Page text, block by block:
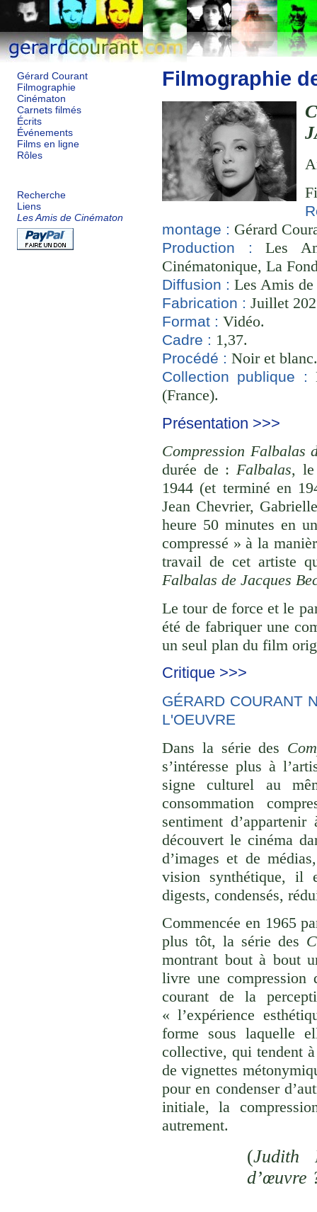
Gérard Courant
Filmographie
Cinématon
Carnets filmés
Écrits
Événements
Films en ligne
Rôles
Recherche
Liens
Les Amis de Cinématon
Filmographie
montage : Gérard
Production :
Les
Cinématonique, La
Diffusion : Les Amis
Fabrication : Juillet
Format : Vidéo.
Cadre : 1,37.
Procédé : Noir et
Collection publique :
(France).
Présentation >>>
Compression Falbalas
durée de :Falbalas, le
1944 (et terminé en
Jean Chevrier,
heure 50 minutes en
compressé » à la
travail de cet artiste
Falbalas de Jacques
Le tour de force et le
été de fabriquer une
un seul plan du film
Critique >>>
GÉRARD COURANT
L'OEUVRE
Dans la série des
s’intéresse plus à
signe culturel au
consommation
sentiment
découvert le cinéma
d’images et de
vision synthétique, il
digests, condensés,
Commencée en 1965
plus tôt, la série des
montrant bout à bout
livre une compression
courant de la
« l’expérience
forme sous laquelle
collective, qui tendent
de vignettes
pour en condenser
initiale, la
autrement.
(Judith
d’œuvre